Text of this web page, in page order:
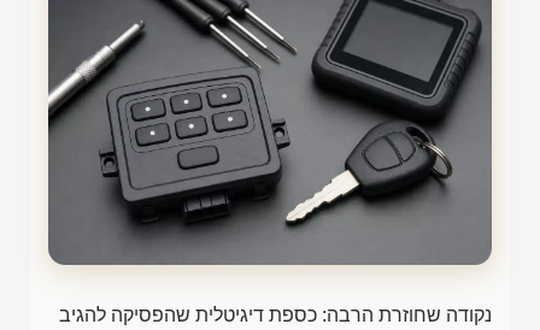
נקודה שחוזרת הרבה: כספת דיגיטלית שהפסיקה להגיב